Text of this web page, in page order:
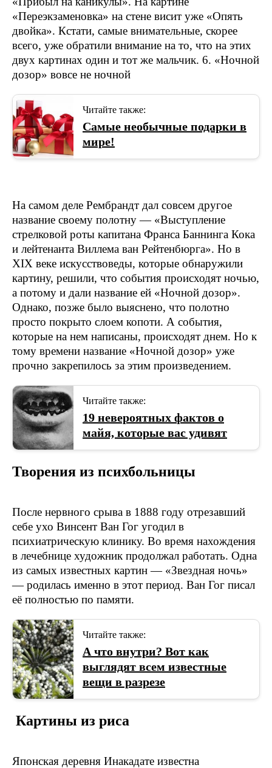
«Переэкзаменовка» на стене висит уже «Опять
двойка». Кстати, самые внимательные, скорее
всего, уже обратили внимание на то, что на этих
двух картинах один и тот же мальчик. 6. «Ночной
дозор» вовсе не ночной
Читайте также:
Самые необычные подарки в
мире!
На самом деле Рембрандт дал совсем другое
название своему полотну — «Выступление
стрелковой роты капитана Франса Баннинга Кока
и лейтенанта Виллема ван Рейтенбюрга». Но в
XIX веке искусствоведы, которые обнаружили
картину, решили, что события происходят ночью,
а потому и дали название ей «Ночной дозор».
Однако, позже было выяснено, что полотно
просто покрыто слоем копоти. А события,
которые на нем написаны, происходят днем. Но к
тому времени название «Ночной дозор» уже
прочно закрепилось за этим произведением.
Читайте также:
19 невероятных фактов о
майя, которые вас удивят
Творения из психбольницы
После нервного срыва в 1888 году отрезавший
себе ухо Винсент Ван Гог угодил в
психиатрическую клинику. Во время нахождения
в лечебнице художник продолжал работать. Одна
из самых известных картин — «Звездная ночь»
— родилась именно в этот период. Ван Гог писал
её полностью по памяти.
Читайте также:
А что внутри? Вот как
выглядят всем известные
вещи в разрезе
Картины из риса
Японская деревня Инакадате известна